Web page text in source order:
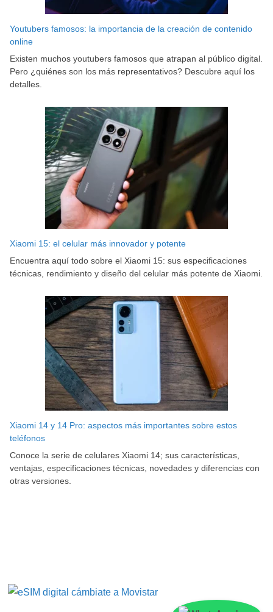
Youtubers famosos: la importancia de la creación de contenido
online
Existen muchos youtubers famosos que atrapan al público digital.
Pero ¿quiénes son los más representativos? Descubre aquí los
detalles.
Xiaomi 15: el celular más innovador y potente
Encuentra aquí todo sobre el Xiaomi 15: sus especificaciones
técnicas, rendimiento y diseño del celular más potente de Xiaomi.
Xiaomi 14 y 14 Pro: aspectos más importantes sobre estos
teléfonos
Conoce la serie de celulares Xiaomi 14; sus características,
ventajas, especificaciones técnicas, novedades y diferencias con
otras versiones.